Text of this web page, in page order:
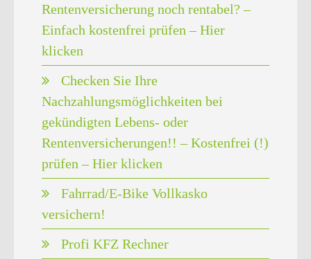
Rentenversicherung noch rentabel? –
Einfach kostenfrei prüfen – Hier
klicken
Checken Sie Ihre
Nachzahlungsmöglichkeiten bei
gekündigten Lebens- oder
Rentenversicherungen!! – Kostenfrei (!)
prüfen – Hier klicken
Fahrrad/E-Bike Vollkasko
versichern!
Profi KFZ Rechner